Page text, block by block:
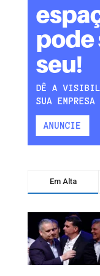
Em Alta